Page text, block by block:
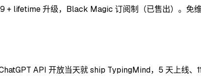
lifetime 升级，Black Magic 订阅制（已售出）。免
API 开放当天就 ship TypingMind，5 天上线、